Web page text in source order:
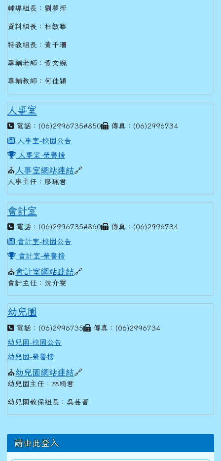
輔導組長：劉夢萍
資料組長：杜敏華
特教組長：黃千珊
專輔老師：黃文婉
專輔教師：何佳穎
人事室
電話：(06)2996735#850
傳真：(06)2996734
人事室-校園公告
人事室-榮譽榜
⛪ 人事室網站連結🔗
人事主任：廖珮君
會計室
電話：(06)2996735#860
傳真：(06)2996734
會計室-校園公告
會計室-榮譽榜
⛪會計室網站連結🔗
會計主任：沈介雯
幼兒園
電話：(06)2996735
傳真：(06)2996734
幼兒園-校園公告
幼兒園-榮譽榜
⛪幼兒園網站連結🔗
幼兒園主任：林綺君
幼兒園教保組長：吳芸菁
左邊區域內容
請由此登入